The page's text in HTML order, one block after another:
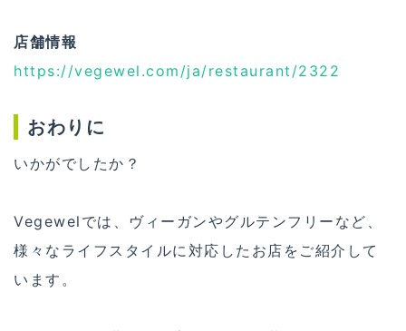
店舗情報
https://vegewel.com/ja/restaurant/2322
おわりに
いかがでしたか？
Vegewelでは、ヴィーガンやグルテンフリーなど、
様々なライフスタイルに対応したお店をご紹介して
います。